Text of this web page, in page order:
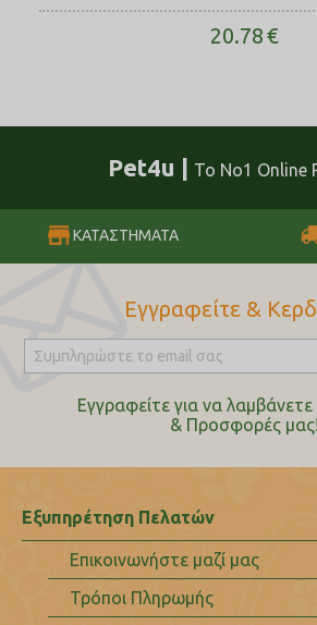
20.78€
Pet4u | Το No1 Online
ΚΑΤΑΣΤΗΜΑΤΑ
Εγγραφείτε &
Εγγραφείτε για να
& Προσφορές μας!
Εξυπηρέτηση Πελατών
Επικοινωνήστε μαζί μας
Τρόποι Πληρωμής